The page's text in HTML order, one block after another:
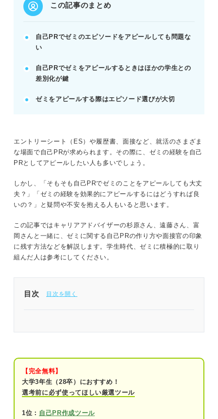
POINT：PREP法で結論から伝え、企業が求める情
ド、注意点
専門知識、プレゼン、問題解決などゼミで得たスキ
感謝された、物事がスムーズに進んだエピソードが
例：周りから感謝された経験は、仕事への貢献意欲
を示す材料になります。
記事の該当箇所を見る
ライバル多数！ 自己PRでゼミを取り上げる際
企業が自己PRを求める3つの理由
経験を深掘りしよう！ ゼミを自己PRのテーマ
にするために必要な自己分析
この記事のまとめ
自己PRでゼミのエピソードをアピールしても問題な
い
自己PRでゼミをアピールするときはほかの学生との
差別化が鍵
ゼミをアピールする際はエピソード選びが大切
エントリーシート（ES）や履歴書、面接など、就活のさまざま
な場面で自己PRが求められます。その際に、ゼミの経験を自己
PRとしてアピールしたい人も多いでしょう。
しかし、「そもそも自己PRでゼミのことをアピールしても大丈
夫？」「ゼミの経験を効果的にアピールするにはどうすれば良
いの？」と疑問や不安を抱える人もいると思います。
この記事ではキャリアアドバイザーの杉原さん、遠藤さん、富
岡さんと一緒に、ゼミに関する自己PRの作り方や面接官の印象
に残す方法などを解説します。学生時代、ゼミに積極的に取り
組んだ人は参考にしてください。
目次
企業が自己PRを求める3つの理由
学生がどのような強みを持っているか知る
ため
【完全無料】
大学3年生（28卒）におすすめ！
選考前に必ず使ってほしい厳選ツール
1位： 自己PR作成ツール